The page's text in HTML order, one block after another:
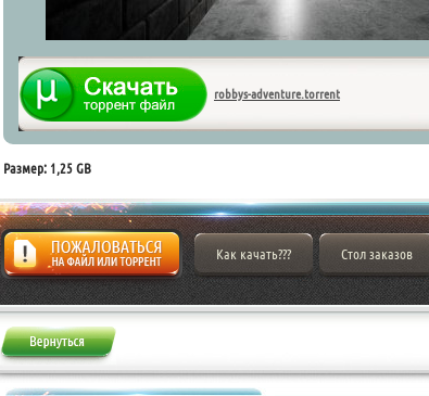
robbys-adventure.torrent
Размер: 1,25 GB
Жалоба
Как качать??? Стол заказов